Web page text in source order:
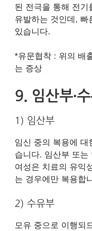
된 전극을 통해 전기
유발하는 것인데, 빠
있습니다.
*유문협착 : 위의 배
는 증상
9. 임산부∙
1) 임산부
임신 중의 복용에
습니다. 임산부 또는
여성은 치료의 유익
는 경우에만 복용합
2) 수유부
모유 중으로 이행되